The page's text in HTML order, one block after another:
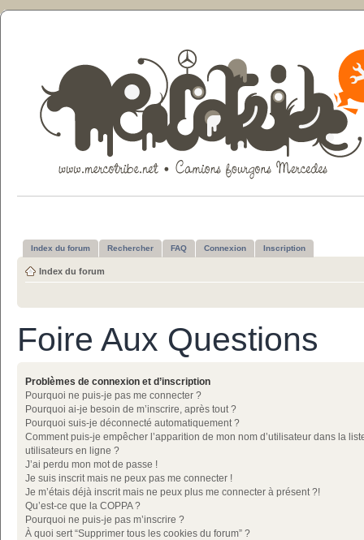
Index du forum Rechercher FAQ Connexion Inscription
Index du forum
Foire Aux Questions
Problèmes de connexion et d’inscription
Pourquoi ne puis-je pas me connecter ?
Pourquoi ai-je besoin de m’inscrire, après tout ?
Pourquoi suis-je déconnecté automatiquement ?
Comment puis-je empêcher l’apparition de mon nom d’utilisateur dans la
utilisateurs en ligne ?
J’ai perdu mon mot de passe !
Je suis inscrit mais ne peux pas me connecter !
Je m’étais déjà inscrit mais ne peux plus me connecter à présent ?!
Qu’est-ce que la COPPA ?
Pourquoi ne puis-je pas m’inscrire ?
À quoi sert “Supprimer tous les cookies du forum” ?